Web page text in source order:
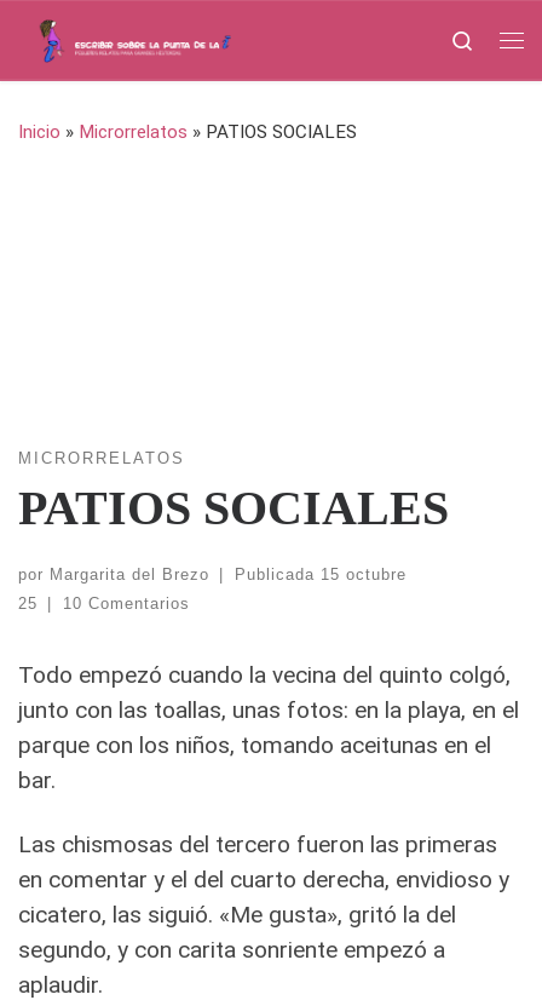
Saltar al contenido
Search
Inicio » Microrrelatos » PATIOS SOCIALES
MICRORRELATOS
PATIOS SOCIALES
por Margarita del Brezo | Publicada 15 octubre
25
| 10 Comentarios
Todo empezó cuando la vecina del quinto colgó,
junto con las toallas, unas fotos: en la playa, en el
parque con los niños, tomando aceitunas en el
bar.
Las chismosas del tercero fueron las primeras
en comentar y el del cuarto derecha, envidioso y
cicatero, las siguió. «Me gusta», gritó la del
segundo, y con carita sonriente empezó a
aplaudir.